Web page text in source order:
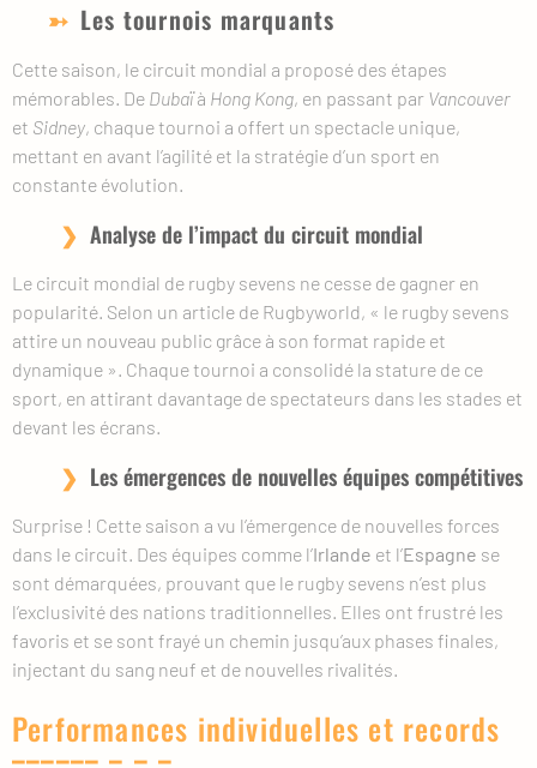
Les tournois marquants
Cette saison, le circuit mondial a proposé des étapes
mémorables. De Dubaïà Hong Kong, en passant par Vancouver
et Sidney, chaque tournoi a offert un spectacle unique,
mettant en avant l’agilité et la stratégie d’un sport en
constante évolution.
Analyse de l’impact du circuit mondial
Le circuit mondial de rugby sevens ne cesse de gagner en
popularité. Selon un article de Rugbyworld, « le rugby sevens
attire un nouveau public grâce à son format rapide et
dynamique ». Chaque tournoi a consolidé la stature de ce
sport, en attirant davantage de spectateurs dans les stades et
devant les écrans.
Les émergences de nouvelles équipes compétitives
Surprise ! Cette saison a vu l’émergence de nouvelles forces
dans le circuit. Des équipes comme l’Irlande et l’Espagne se
sont démarquées, prouvant que le rugby sevens n’est plus
l’exclusivité des nations traditionnelles. Elles ont frustré les
favoris et se sont frayé un chemin jusqu’aux phases finales,
injectant du sang neuf et de nouvelles rivalités.
Performances individuelles et records